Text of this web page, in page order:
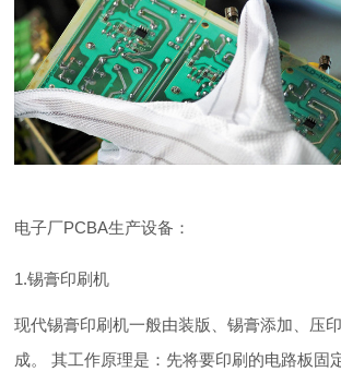
电子厂PCBA生产设备：
1.锡膏印刷机
现代锡膏印刷机一般由装版、锡膏添加、压
成。 其工作原理是：先将要印刷的电路板固